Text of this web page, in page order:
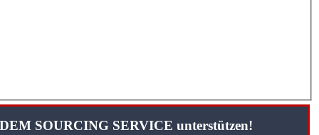
SOURCING SERVICE unterstützen!